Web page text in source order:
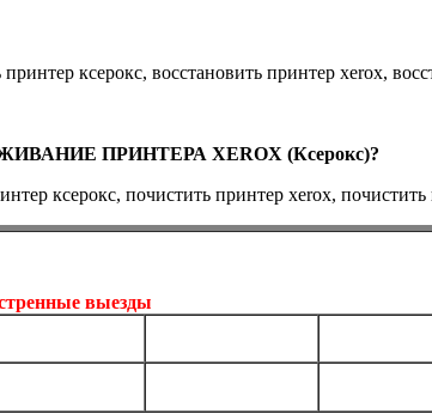
ПРИНТЕРА XEROX (Ксерокс)?
выезды